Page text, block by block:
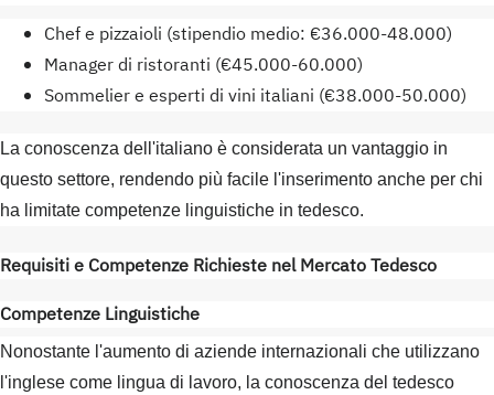
Chef e pizzaioli (stipendio medio: €36.000-48.000)
Manager di ristoranti (€45.000-60.000)
Sommelier e esperti di vini italiani (€38.000-50.000)
La conoscenza dell'italiano è considerata un vantaggio in
questo settore, rendendo più facile l'inserimento anche per chi
ha limitate competenze linguistiche in tedesco.
Requisiti e Competenze Richieste nel Mercato Tedesco
Competenze Linguistiche
Nonostante l'aumento di aziende internazionali che utilizzano
l'inglese come lingua di lavoro, la conoscenza del tedesco